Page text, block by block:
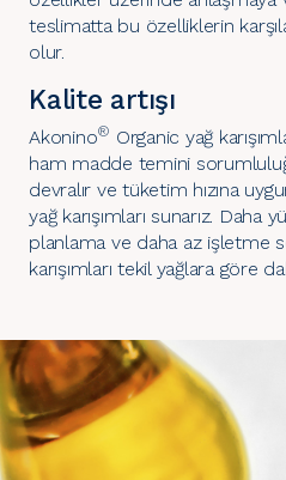
teslimatta bu özelliklerin
olur.
Kalite artışı
Akonino® Organic yağ
ham madde temini
devralır ve tüketim hızına
yağ karışımları sunarız. Daha
planlama ve daha az işletme
karışımları tekil yağlara göre